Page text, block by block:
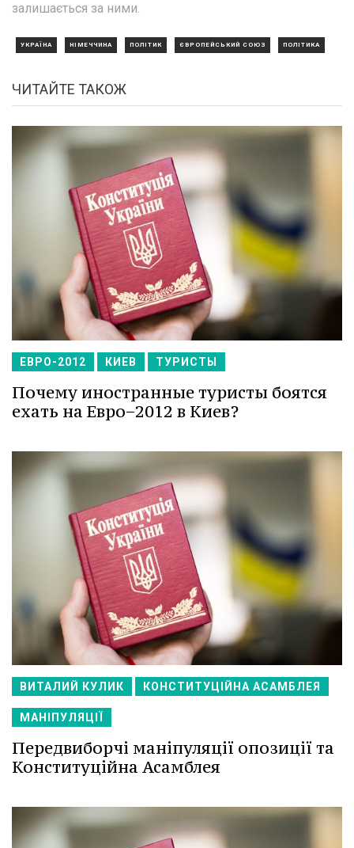
залишається за ними.
УКРАЇНА НІМЕЧЧИНА ПОЛІТИК ЄВРОПЕЙСЬКИЙ СОЮЗ ПОЛІТИКА
ЧИТАЙТЕ ТАКОЖ
ЕВРО-2012 КИЕВ ТУРИСТЫ
Почему иностранные туристы боятся
ехать на Евро−2012 в Киев?
ВИТАЛИЙ КУЛИК КОНСТИТУЦІЙНА АСАМБЛЕЯ
МАНІПУЛЯЦІЇ
Передвиборчі маніпуляції опозиції та
Конституційна Асамблея